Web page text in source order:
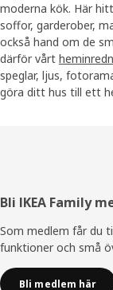
moderna kök. Här
soffor, garderober,
också hand om de
därför vårt
speglar, ljus,
göra ditt hus till ett
Sidfot
Bli IKEA Family
Som medlem får du
funktioner och små
Bli medlem här